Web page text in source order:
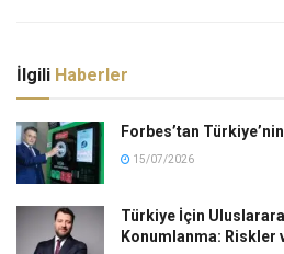
İlgili Haberler
Forbes’tan
15/07/2026
Türkiye İçin
Konumlanma: Riskler